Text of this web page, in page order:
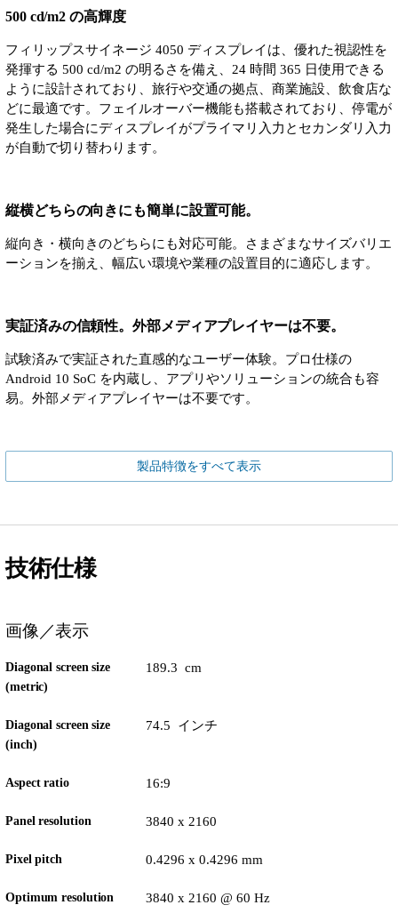
500 cd/m2 の高輝度
フィリップスサイネージ 4050 ディスプレイは、優れた視認性を
発揮する 500 cd/m2 の明るさを備え、24 時間 365 日使用できる
ように設計されており、旅行や交通の拠点、商業施設、飲食店な
どに最適です。フェイルオーバー機能も搭載されており、停電が
発生した場合にディスプレイがプライマリ入力とセカンダリ入力
が自動で切り替わります。
縦横どちらの向きにも簡単に設置可能。
縦向き・横向きのどちらにも対応可能。さまざまなサイズバリエ
ーションを揃え、幅広い環境や業種の設置目的に適応します。
実証済みの信頼性。外部メディアプレイヤーは不要。
試験済みで実証された直感的なユーザー体験。プロ仕様の
Android 10 SoC を内蔵し、アプリやソリューションの統合も容
易。外部メディアプレイヤーは不要です。
製品特徴をすべて表示
技術仕様
画像／表示
Diagonal screen size
(metric)
189.3 cm
Diagonal screen size
(inch)
74.5 インチ
Aspect ratio 16:9
Panel resolution 3840 x 2160
Pixel pitch 0.4296 x 0.4296 mm
Optimum resolution 3840 x 2160 @ 60 Hz